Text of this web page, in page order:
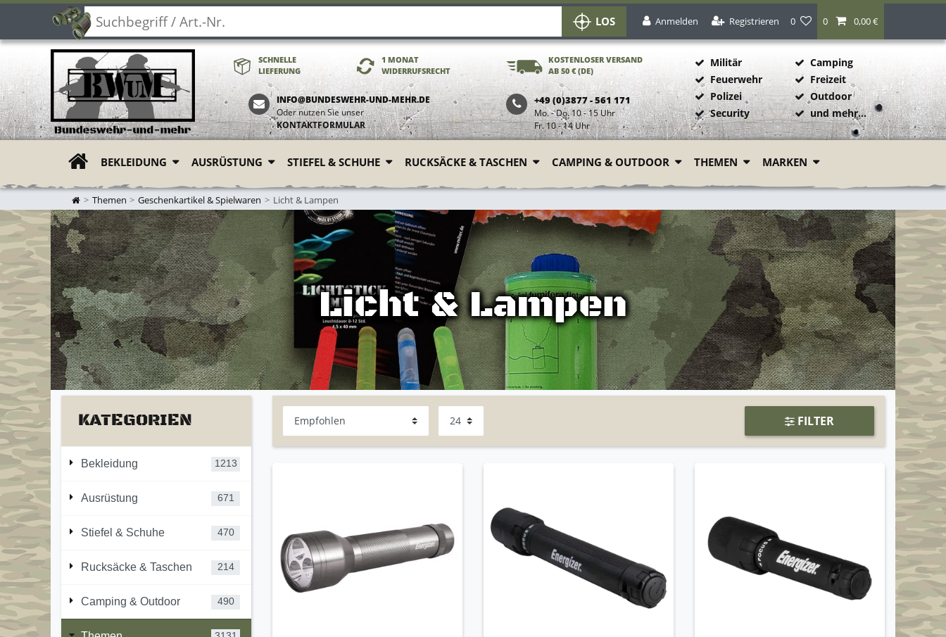
LOS Anmelden Registrieren 0 0 0,00 €
SCHNELLE
LIEFERUNG
1 MONAT
WIDERRUFSRECHT
KOSTENLOSER VERSAND
AB 50 € (DE)
INFO@BUNDESWEHR-UND-MEHR.DE
Oder nutzen Sie unser
KONTAKTFORMULAR
+49 (0)3877 - 561 171
Mo. - Do. 10 - 15 Uhr
Fr. 10 - 14 Uhr
Militär
Feuerwehr
Polizei
Security
Camping
Freizeit
Outdoor
und mehr...
ZUR STARTSEITE
BEKLEIDUNG AUSRÜSTUNG STIEFEL & SCHUHE RUCKSÄCKE & TASCHEN CAMPING & OUTDOOR THEMEN MARKEN
Themen Geschenkartikel & Spielwaren Licht & Lampen
Licht & Lampen
KATEGORIEN
Bekleidung 1213
Ausrüstung 671
Stiefel & Schuhe 470
Rucksäcke & Taschen 214
Camping & Outdoor 490
FILTER